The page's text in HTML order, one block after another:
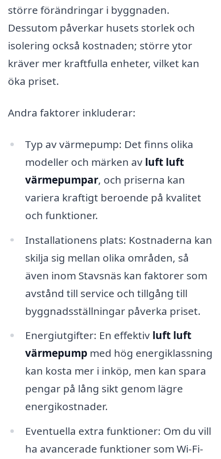
större förändringar i byggnaden.
Dessutom påverkar husets storlek och
isolering också kostnaden; större ytor
kräver mer kraftfulla enheter, vilket kan
öka priset.
Andra faktorer inkluderar:
Typ av värmepump: Det finns olika
modeller och märken av luft luft
värmepumpar, och priserna kan
variera kraftigt beroende på kvalitet
och funktioner.
Installationens plats: Kostnaderna kan
skilja sig mellan olika områden, så
även inom Stavsnäs kan faktorer som
avstånd till service och tillgång till
byggnadsställningar påverka priset.
Energiutgifter: En effektiv luft luft
värmepumpmed hög energiklassning
kan kosta mer i inköp, men kan spara
pengar på lång sikt genom lägre
energikostnader.
Eventuella extra funktioner: Om du vill
ha avancerade funktioner som Wi-Fi-